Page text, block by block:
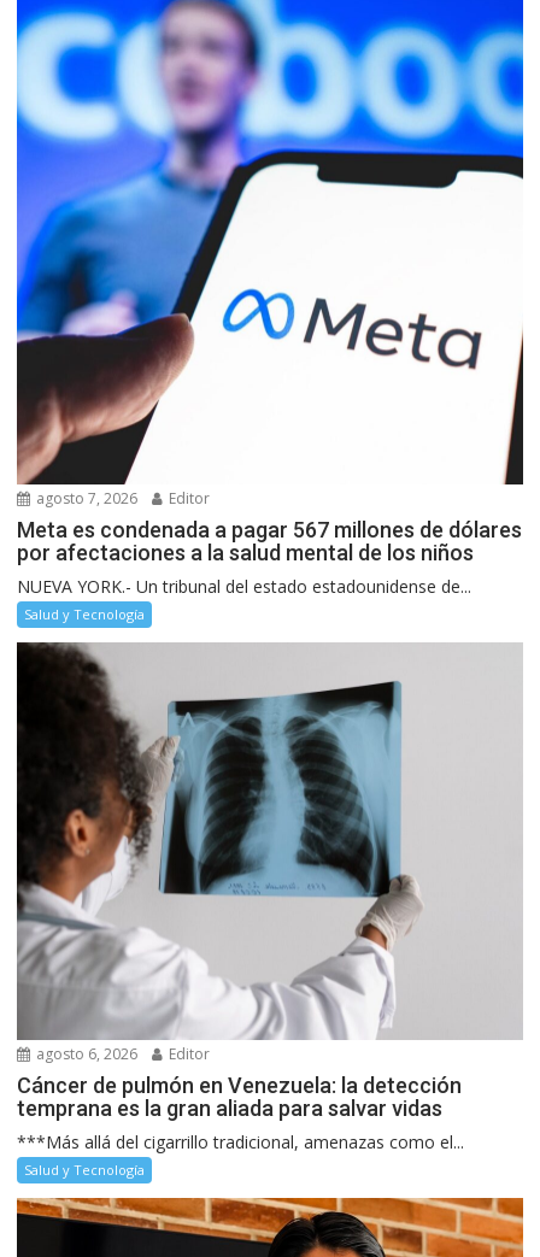
agosto 7, 2026 Editor
Meta es condenada a pagar 567 millones de dólares
por afectaciones a la salud mental de los niños
NUEVA YORK.- Un tribunal del estado estadounidense de...
Salud y Tecnología
agosto 6, 2026 Editor
Cáncer de pulmón en Venezuela: la detección
temprana es la gran aliada para salvar vidas
***Más allá del cigarrillo tradicional, amenazas como el...
Salud y Tecnología